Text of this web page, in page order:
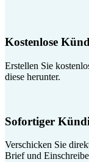
Kostenlose
Erstellen Sie
diese herunter.
Sofortiger
Verschicken Sie
Brief und